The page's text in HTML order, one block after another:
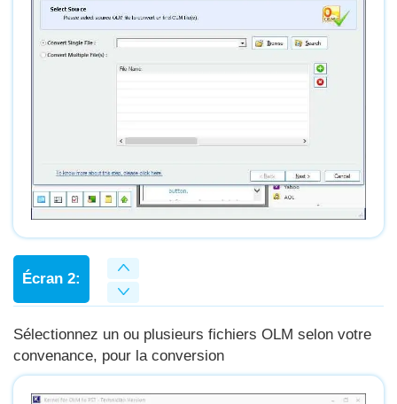
Écran 2:
Sélectionnez un ou plusieurs fichiers OLM selon votre
convenance, pour la conversion